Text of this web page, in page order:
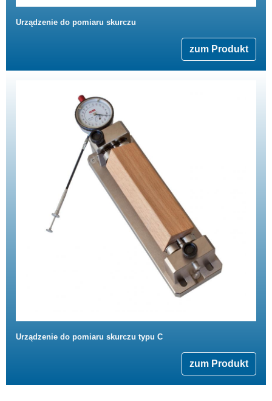
Urządzenie do pomiaru skurczu
zum Produkt
Urządzenie do pomiaru skurczu typu C
zum Produkt